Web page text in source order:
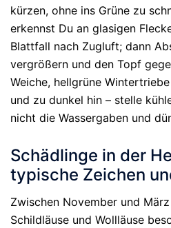
kürzen, ohne ins Grüne zu
erkennst Du an glasigen
Blattfall nach Zugluft; dann
vergrößern und den Topf
Weiche, hellgrüne
und zu dunkel hin – stelle
nicht die Wassergaben und
Schädlinge in der
typische Zeichen
Zwischen November und
Schildläuse und Wollläuse